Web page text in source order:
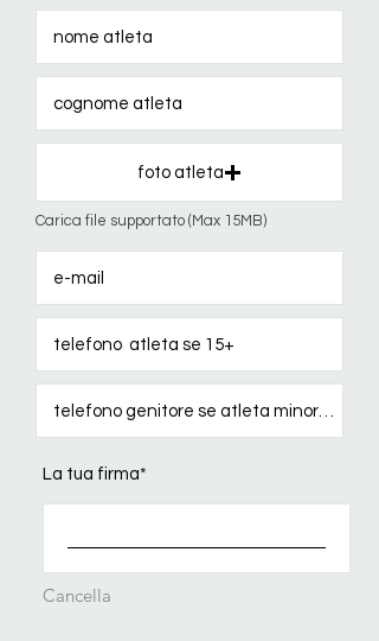
foto atleta
Carica file supportato (Max 15MB)
La tua firma
Cancella